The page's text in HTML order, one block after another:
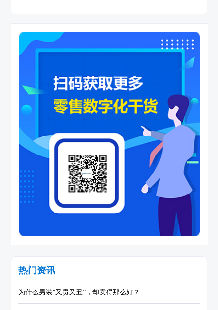
热门资讯
为什么男装“又贵又丑”，却卖得那么好？